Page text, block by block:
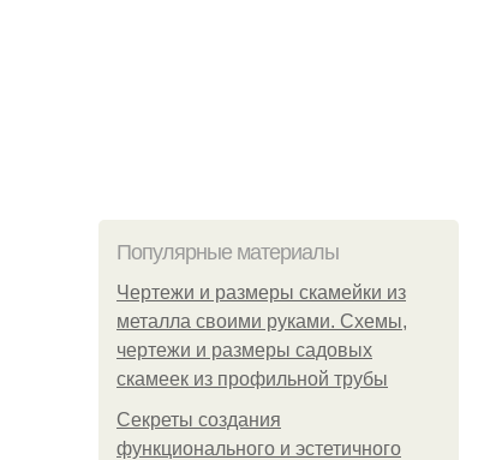
Популярные материалы
Чертежи и размеры скамейки из
металла своими руками. Схемы,
чертежи и размеры садовых
скамеек из профильной трубы
Секреты создания
функционального и эстетичного